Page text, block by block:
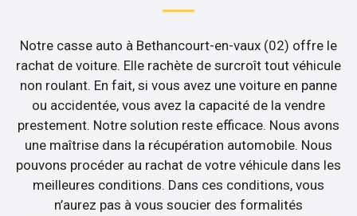
Notre casse auto à Bethancourt-en-vaux (02) offre le
rachat de voiture. Elle rachète de surcroît tout véhicule
non roulant. En fait, si vous avez une voiture en panne
ou accidentée, vous avez la capacité de la vendre
prestement. Notre solution reste efficace. Nous avons
une maîtrise dans la récupération automobile. Nous
pouvons procéder au rachat de votre véhicule dans les
meilleures conditions. Dans ces conditions, vous
n’aurez pas à vous soucier des formalités